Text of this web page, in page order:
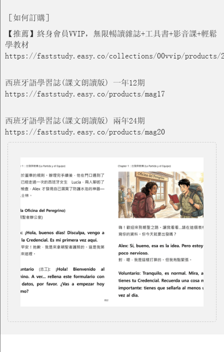
［如何訂購］
【推薦】終身會員VVIP，無限暢讀雜誌+工具書+影音課+輕鬆
學教材
https://faststudy.easy.co/collections/00vvip/products/
西班牙語學習誌(課文朗讀版) 一年12期
https://faststudy.easy.co/products/mag17
西班牙語學習誌(課文朗讀版) 兩年24期
https://faststudy.easy.co/products/mag20